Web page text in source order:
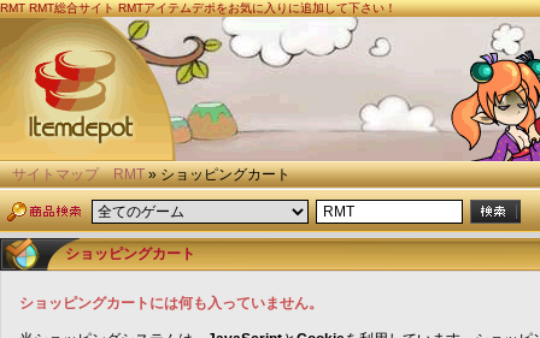
RMT RMT総合サイト RMTアイテムデポをお気に入りに追加して下さい！
サイトマップ RMT» ショッピングカート
ショッピングカート
ショッピングカートには何も入っていません。